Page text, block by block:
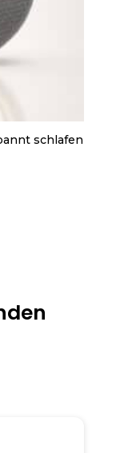
schlafen